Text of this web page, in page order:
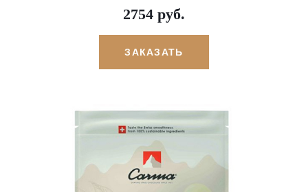
2754 руб.
ЗАКАЗАТЬ